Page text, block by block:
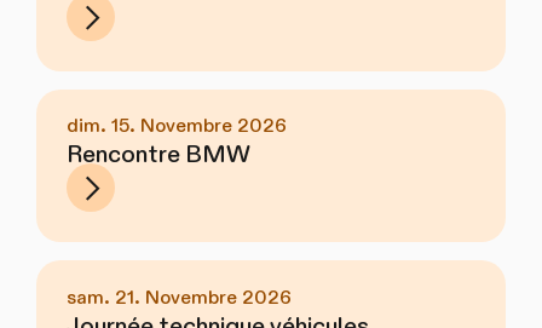
dim. 15. Novembre 2026
Rencontre BMW
sam. 21. Novembre 2026